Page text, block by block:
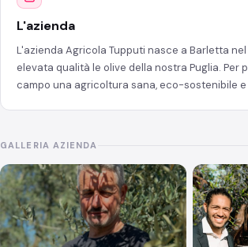
L'azienda
L'azienda Agricola Tupputi nasce a Barletta
elevata qualità le olive della nostra Puglia.
campo una agricoltura sana, eco-sostenibile
GALLERIA AZIENDA